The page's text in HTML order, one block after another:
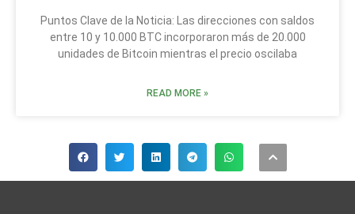
Puntos Clave de la Noticia: Las direcciones con saldos
entre 10 y 10.000 BTC incorporaron más de 20.000
unidades de Bitcoin mientras el precio oscilaba
READ MORE »